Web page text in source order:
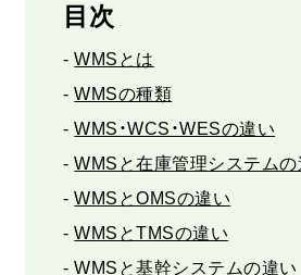
目次
WMSとは
WMSの種類
WMS・WCS・WESの違い
WMSと在庫管理システムの
WMSとOMSの違い
WMSとTMSの違い
WMSと基幹システムの違い